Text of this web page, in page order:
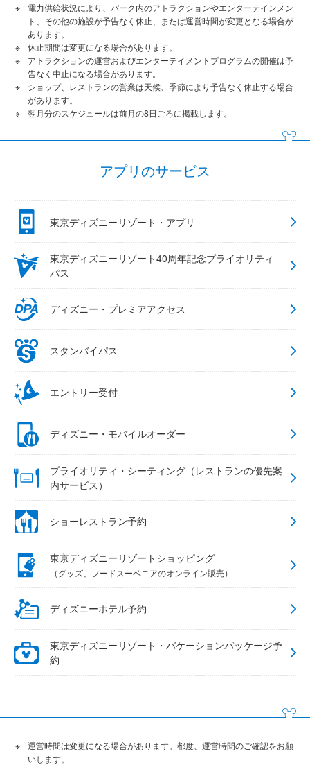
電力供給状況により、パーク内のアトラクションやエンターテインメン
ト、その他の施設が予告なく休止、または運営時間が変更となる場合が
あります。
休止期間は変更になる場合があります。
アトラクションの運営およびエンターテイメントプログラムの開催は予
告なく中止になる場合があります。
ショップ、レストランの営業は天候、季節により予告なく休止する場合
があります。
翌月分のスケジュールは前月の8日ごろに掲載します。
アプリのサービス
東京ディズニーリゾート・アプリ
東京ディズニーリゾート40周年記念プライオリティ
パス
ディズニー・プレミアアクセス
スタンバイパス
エントリー受付
ディズニー・モバイルオーダー
プライオリティ・シーティング（レストランの優先案
内サービス）
ショーレストラン予約
東京ディズニーリゾートショッピング
（グッズ、フードスーベニアのオンライン販売）
ディズニーホテル予約
東京ディズニーリゾート・バケーションパッケージ予
約
運営時間は変更になる場合があります。都度、運営時間のご確認をお願
いします。